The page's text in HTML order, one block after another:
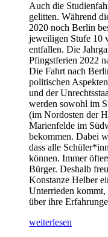
Auch die
gelitten. Während
2020 noch Berlin
jeweiligen Stufe 10
entfallen. Die
Pfingstferien 2022
Die Fahrt nach
politischen
und der
werden sowohl im
(im Nordosten der
Marienfelde im
bekommen. Dabei
dass alle
können. Immer
Bürger. Deshalb
Konstanze Helber
Unterrieden kommt,
über ihre
weiterlesen